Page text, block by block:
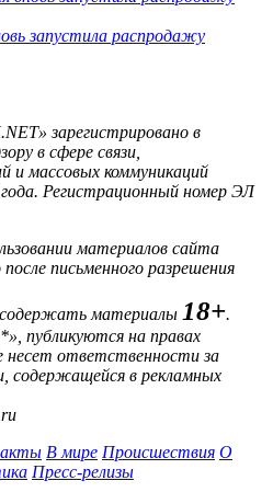
запустила распродажу
зарегистрировано в
в сфере связи,
и массовых коммуникаций
Регистрационный номер ЭЛ
материалов сайта
письменного разрешения
материалы 18+.
публикуются на правах
несет ответственности за
содержащейся в рекламных
В мире Происшествия О
Пресс-релизы